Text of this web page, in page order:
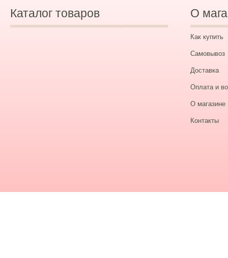
Каталог товаров О
Как купить
Самовывоз
Доставка
Оплата и
О магазине
Контакты